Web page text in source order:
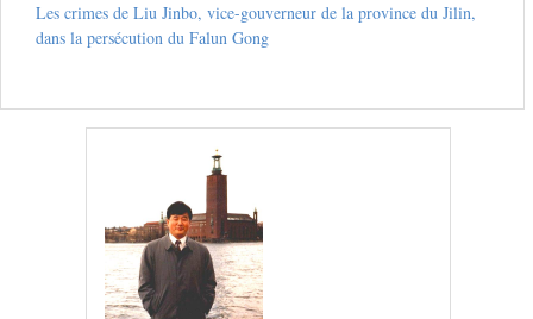
Les crimes de Liu Jinbo, vice-gouverneur de la province du Jilin,
dans la persécution du Falun Gong